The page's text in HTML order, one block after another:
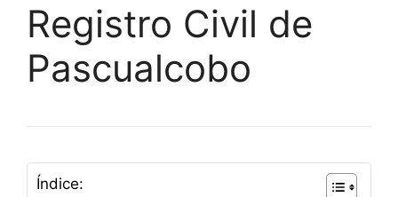
Registro Civil de
Pascualcobo
Índice: